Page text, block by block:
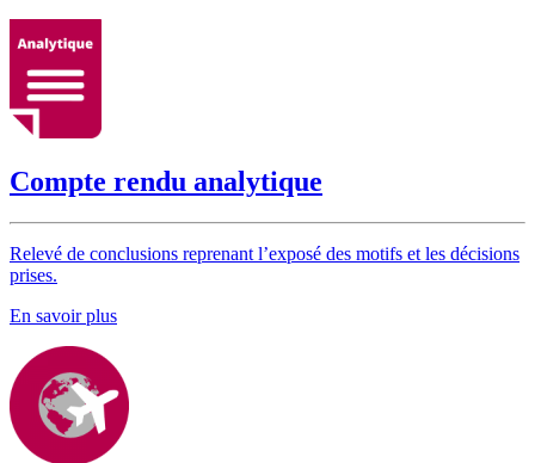
Compte rendu analytique
Relevé de conclusions reprenant l’exposé des motifs et les décisions
prises.
En savoir plus